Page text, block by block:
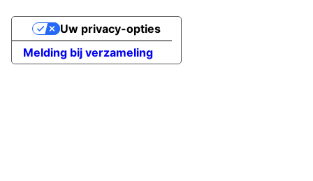
Melding bij verzameling
Uw privacy-opties